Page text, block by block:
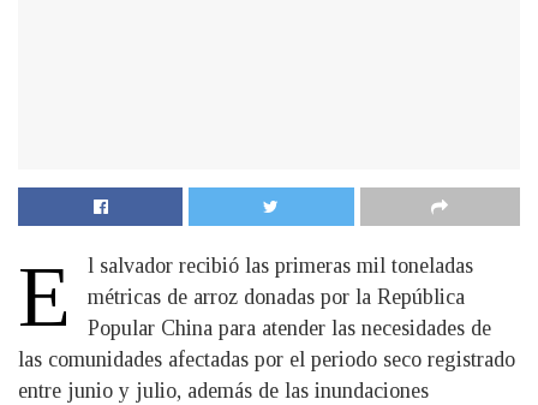
E
l salvador recibió las primeras mil toneladas
métricas de arroz donadas por la República
Popular China para atender las necesidades de
las comunidades afectadas por el periodo seco registrado
entre junio y julio, además de las inundaciones